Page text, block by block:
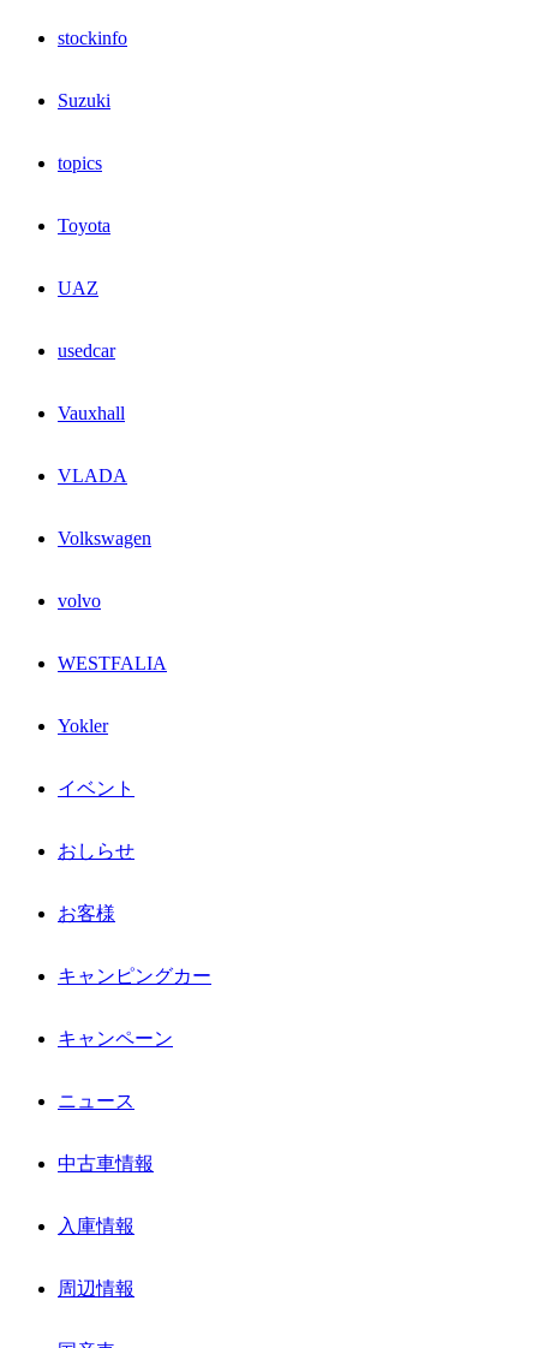
stockinfo
Suzuki
topics
Toyota
UAZ
usedcar
Vauxhall
VLADA
Volkswagen
volvo
WESTFALIA
Yokler
イベント
おしらせ
お客様
キャンピングカー
キャンペーン
ニュース
中古車情報
入庫情報
周辺情報